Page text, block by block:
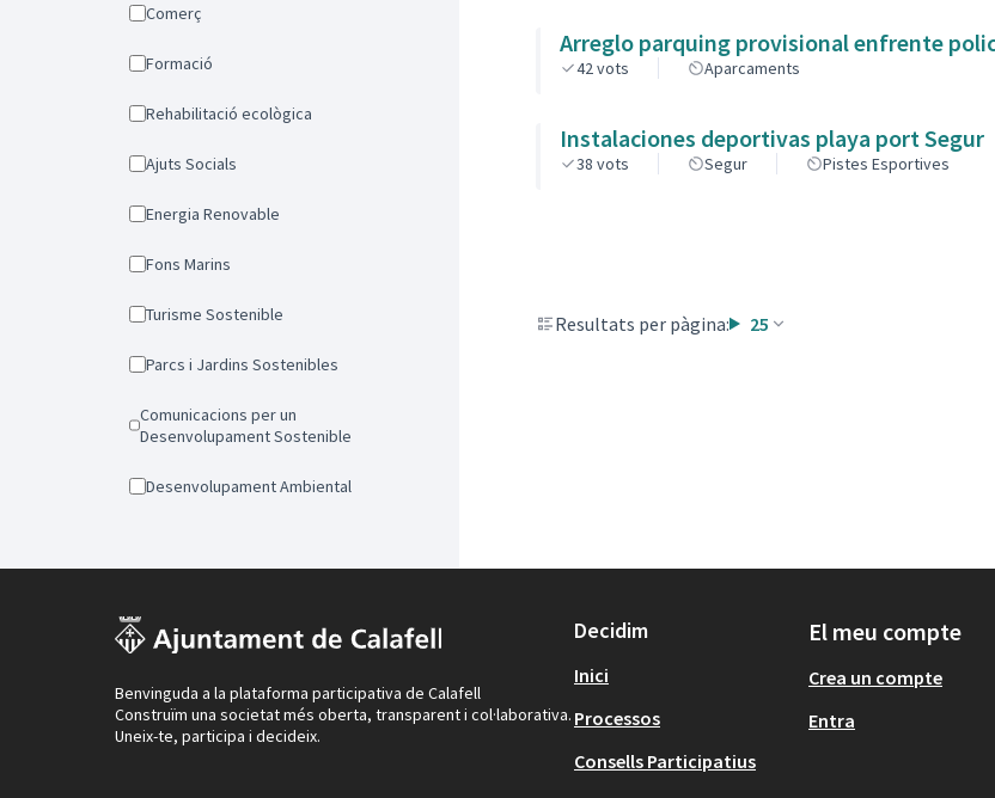
Comerç
Formació
Rehabilitació ecològica
Ajuts Socials
Energia Renovable
Fons Marins
Turisme Sostenible
Parcs i Jardins Sostenibles
Comunicacions per un
Desenvolupament Sostenible
Desenvolupament Ambiental
Arreglo parquing provisional enfrente
42vots Aparcaments
Instalaciones deportivas playa port Segur
38 vots Segur Pistes Esportives
Resultats per pàgina: 25
Benvinguda a la plataforma participativa de Calafell
Construïm una societat més oberta, transparent i col·laborativa.
Uneix-te, participa i decideix.
Decidim
Inici
Processos
Consells Participatius
El meu compte
Crea un compte
Entra